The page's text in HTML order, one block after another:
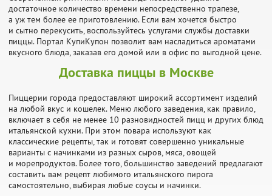
достаточное количество времени непосредственно трапезе,
а уж тем более ее приготовлению. Если вам хочется быстро
и сытно перекусить, воспользуйтесь услугами службы доставки
пиццы. Портал КупиКупон позволит вам насладиться ароматами
вкусного блюда, заказав его домой или в офис по выгодной цене.
Доставка пиццы в Москве
Пиццерии города предоставляют широкий ассортимент изделий
на любой вкус и кошелек. Меню любого заведения, как правило,
включает в себя не менее 10 разновидностей пицц и других блюд
итальянской кухни. При этом повара используют как
классические рецепты, так и готовят совершенно уникальные
варианты с начинками из разных сыров, мяса, овощей
и морепродуктов. Более того, большинство заведений предлагают
составить вам рецепт любимого итальянского пирога
самостоятельно, выбирая любые соусы и начинки.